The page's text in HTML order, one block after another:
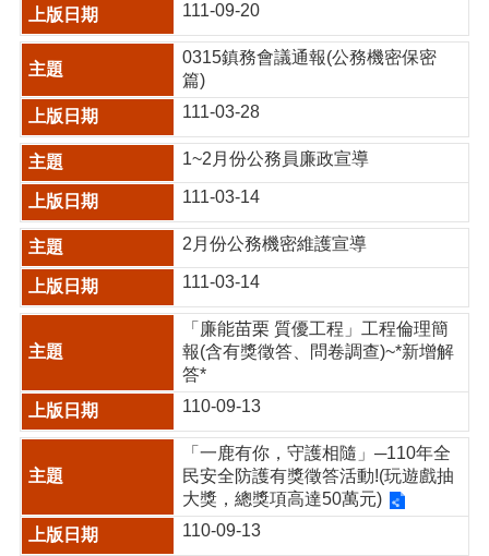
111-09-20
0315鎮務會議通報(公務機密保密
篇)
111-03-28
1~2月份公務員廉政宣導
111-03-14
2月份公務機密維護宣導
111-03-14
「廉能苗栗 質優工程」工程倫理簡
報(含有獎徵答、問卷調查)~*新增解
答*
110-09-13
「一鹿有你，守護相隨」─110年全
民安全防護有獎徵答活動!(玩遊戲抽
大獎，總獎項高達50萬元)
110-09-13